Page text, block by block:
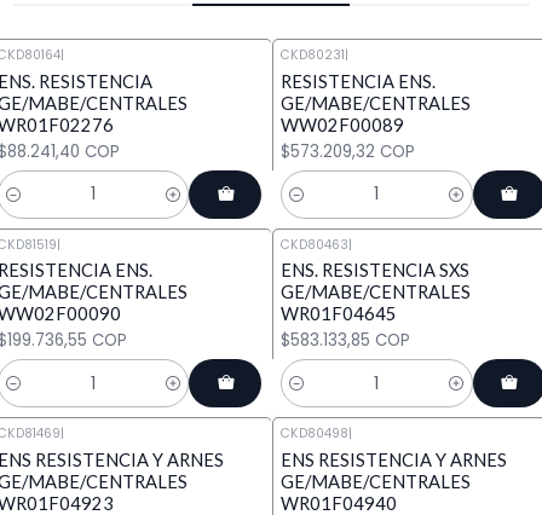
|
RESISTENCIA
MABE/CENTRALES
COP
CKD80231|
RESISTENCIA ENS.
GE/MABE/CENTRALES
WW02F00089
$573.209,32 COP
Cantidad
|
ENS.
MABE/CENTRALES
COP
CKD80463|
ENS. RESISTENCIA SXS
GE/MABE/CENTRALES
WR01F04645
$583.133,85 COP
Cantidad
|
RESISTENCIA Y ARNES
MABE/CENTRALES
CKD80498|
ENS RESISTENCIA Y ARNES
GE/MABE/CENTRALES
WR01F04940